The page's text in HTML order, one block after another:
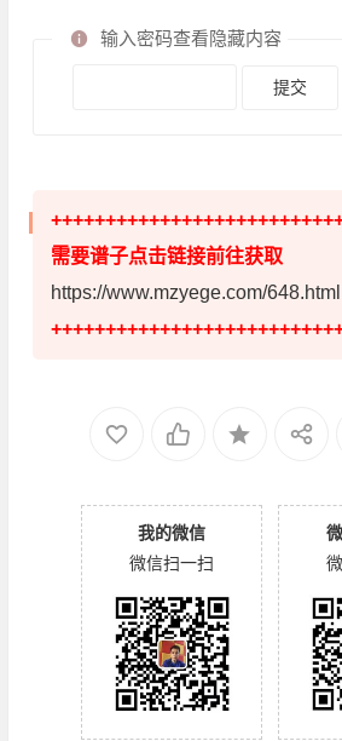
输入密码查看隐藏内容
需要谱子点击链接前往获取
https://www.mzyege.com/648.html
我的微信
微信扫一扫